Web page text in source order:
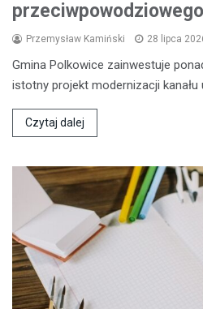
Przemysław Kamiński 28 lipca
Gmina Polkowice zainwestuje
istotny projekt modernizacji kanału
Czytaj dalej